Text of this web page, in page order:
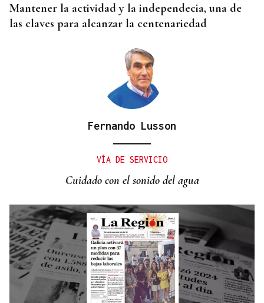
Mantener la actividad y la independecia, una de
las claves para alcanzar la centenariedad
Fernando Lusson
VÍA DE SERVICIO
Cuidado con el sonido del agua